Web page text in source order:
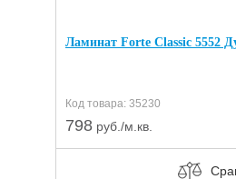
Ламинат Forte Classic 5552
Код товара: 35230
798 руб./м.кв.